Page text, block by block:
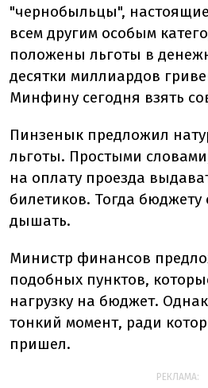
"чернобыльцы",
всем другим особым
положены льготы в
десятки миллиардов
Минфину сегодня взять
Пинзенык предложил
льготы. Простыми
на оплату проезда
билетиков. Тогда бюджету
дышать.
Министр финансов
подобных пунктов,
нагрузку на бюджет.
тонкий момент, ради
пришел.
РЕКЛАМА: